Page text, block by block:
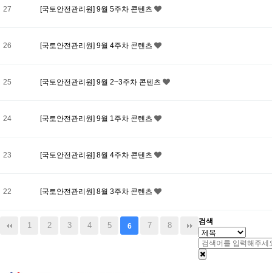
27 [국토안전관리원] 9월 5주차 콘텐츠
26 [국토안전관리원] 9월 4주차 콘텐츠
25 [국토안전관리원] 9월 2~3주차 콘텐츠
24 [국토안전관리원] 9월 1주차 콘텐츠
23 [국토안전관리원] 8월 4주차 콘텐츠
22 [국토안전관리원] 8월 3주차 콘텐츠
1 2 3 4 5 6 7 8 검색